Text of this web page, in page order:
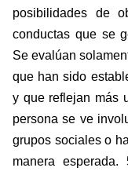
posibilidades de
conductas que se
Se evalúan
que han sido
y que reflejan más
persona se ve
grupos sociales o
manera